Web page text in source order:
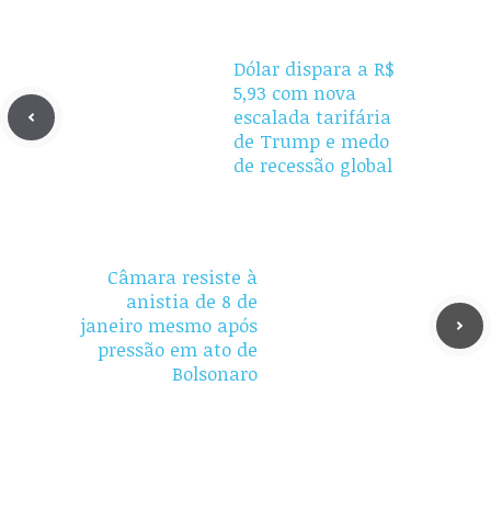
Dólar dispara a R$
5,93 com nova
escalada tarifária
de Trump e medo
de recessão global
Câmara resiste à
anistia de 8 de
janeiro mesmo após
pressão em ato de
Bolsonaro